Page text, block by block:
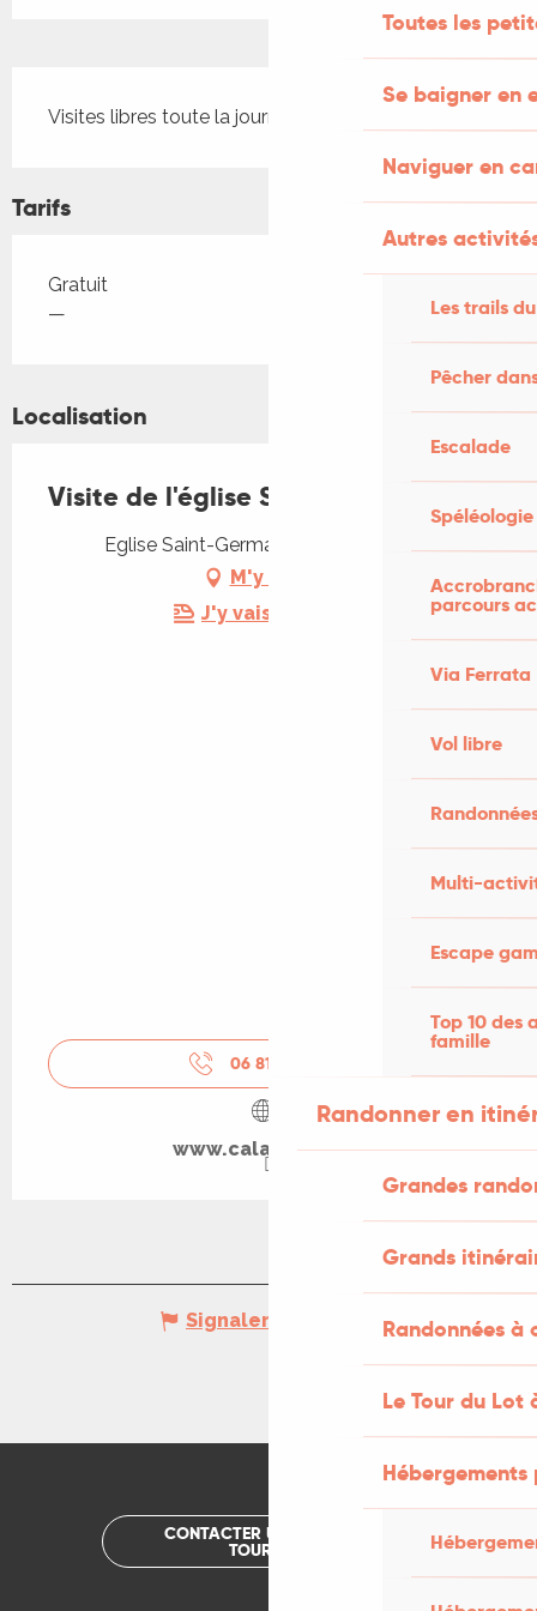
Toutes les
Se baigner en
Naviguer en
Autres
Les trails
Pêcher
Escalade
Spéléologie
parcours
Via Ferrata
Vol libre
Multi-
Escape
Top 10 des
famille
Randonner en
Grandes
Grands
Randonnées
Le Tour du Lot
Visites libres toute la journée
Tarifs
Tarifs 2026
Gratuit
—
Localisation
Visite de l'église Saint Germain
Eglise Saint-Germain, 46600 Creysse
M'y rendre
J'y vais en train !
06 81 82 14
www.calameo.com
Signaler une erreur
CONTACTER UN OFFICE DE
TOURISME